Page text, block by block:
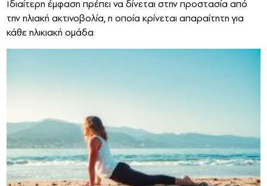
Ιδιαίτερη έμφαση πρέπει να δίνεται στην προστασία από
την ηλιακή ακτινοβολία, η οποία κρίνεται απαραίτητη για
κάθε ηλικιακή ομάδα